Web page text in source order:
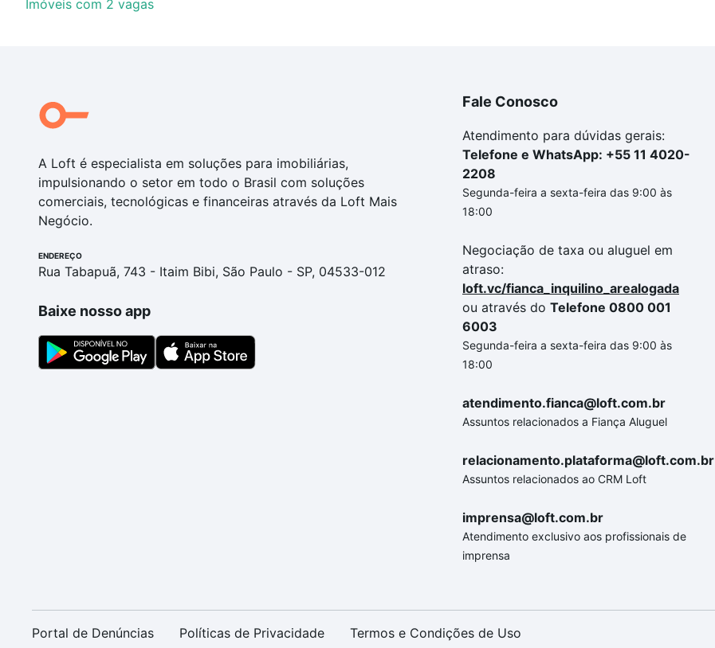
Imóveis com 2 vagas
A Loft é especialista em soluções para imobiliárias,
impulsionando o setor em todo o Brasil com soluções
comerciais, tecnológicas e financeiras através da Loft Mais
Negócio.
ENDEREÇO
Rua Tabapuã, 743 - Itaim Bibi, São Paulo - SP, 04533-012
Baixe nosso app
Fale Conosco
Atendimento para dúvidas gerais:
Telefone e WhatsApp: +55 11 4020-
2208
Segunda-feira a sexta-feira das 9:00 às
18:00
Negociação de taxa ou aluguel em
atraso:
loft.vc/fianca_inquilino_arealogada
ou através do Telefone 0800 001
6003
Segunda-feira a sexta-feira das 9:00 às
18:00
atendimento.fianca@loft.com.br
Assuntos relacionados a Fiança Aluguel
relacionamento.plataforma@loft.com.br
Assuntos relacionados ao CRM Loft
imprensa@loft.com.br
Atendimento exclusivo aos profissionais de
imprensa
Portal de Denúncias Políticas de Privacidade Termos e Condições de Uso